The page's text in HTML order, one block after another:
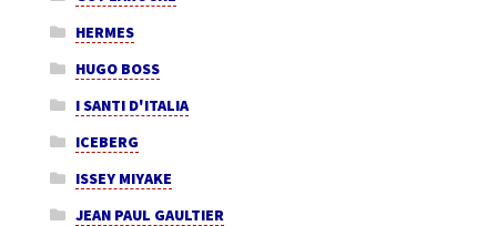
HERMES
HUGO BOSS
I SANTI D'ITALIA
ICEBERG
ISSEY MIYAKE
JEAN PAUL GAULTIER